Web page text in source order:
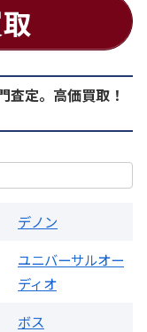
アンプ
さい
定。高価買取！
デノン
ユニバーサルオー
ディオ
ボス